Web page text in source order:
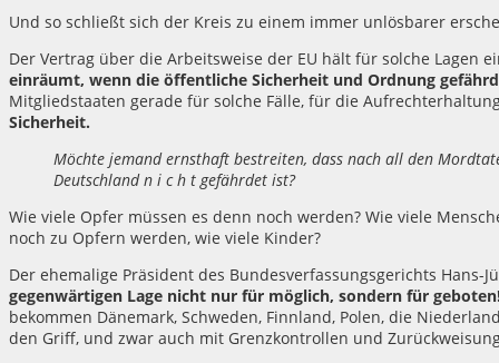
Und so schließt sich der Kreis zu einem immer unlösbarer
Der Vertrag über die Arbeitsweise der EU hält für solche Lagen
einräumt, wenn die öffentliche Sicherheit und Ordnung
Mitgliedstaaten gerade für solche Fälle, für die
Sicherheit.
Möchte jemand ernsthaft bestreiten, dass nach all den
Deutschland n i c h t gefährdet ist?
Wie viele Opfer müssen es denn noch werden? Wie viele
noch zu Opfern werden, wie viele Kinder?
Der ehemalige Präsident des Bundesverfassungsgerichts Hans-
gegenwärtigen Lage nicht nur für möglich, sondern für
bekommen Dänemark, Schweden, Finnland, Polen, die
den Griff, und zwar auch mit Grenzkontrollen und